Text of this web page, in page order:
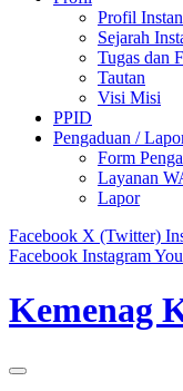
Profil
Sejarah
Tugas dan
Tautan
Visi Misi
PPID
Pengaduan /
Form
Layanan
Lapor
Facebook X (Twitter)
Facebook Instagram
Kemenag